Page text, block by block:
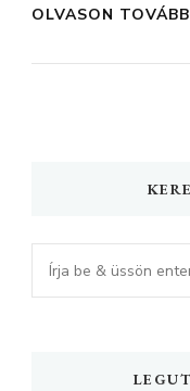
OLVASON TOVÁBB
Keres
valamit?